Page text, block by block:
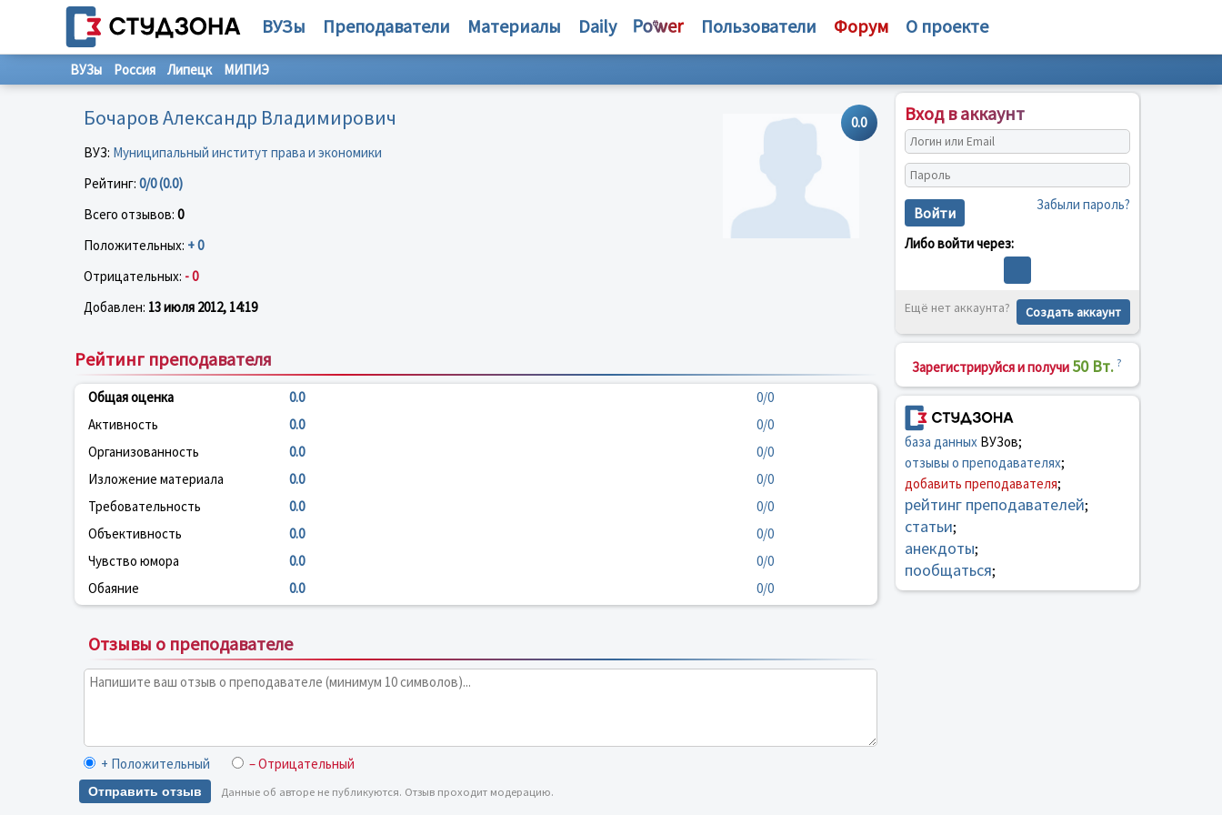
ВУЗы Преподаватели Материалы Daily Пользователи Форум О проекте
ВУЗы Россия Липецк МИПИЭ
0.0
Бочаров Александр Владимирович
ВУЗ: Муниципальный институт права и экономики
Рейтинг: 0/0 (0.0)
Всего отзывов: 0
Положительных: + 0
Отрицательных: - 0
Добавлен: 13 июля 2012, 14:19
Рейтинг преподавателя
Общая оценка 0.0
0/0
Активность
0.0
0/0
Организованность
0.0
0/0
Изложение материала
0.0
0/0
Требовательность
0.0
0/0
Объективность
0.0
0/0
Чувство юмора
0.0
0/0
Обаяние
0.0 0/0
Отзывы о преподавателе
+ Положительный – Отрицательный
Отправить отзыв Данные об авторе не публикуются. Отзыв проходит модерацию.
Вход в аккаунт
Войти Забыли пароль?
Либо войти через:
Ещё нет аккаунта? Создать аккаунт
Зарегистрируйся и получи 50 Вт. ?
база данныхВУЗов;
отзывы о преподавателях;
добавить преподавателя;
рейтинг преподавателей;
статьи;
анекдоты;
пообщаться;